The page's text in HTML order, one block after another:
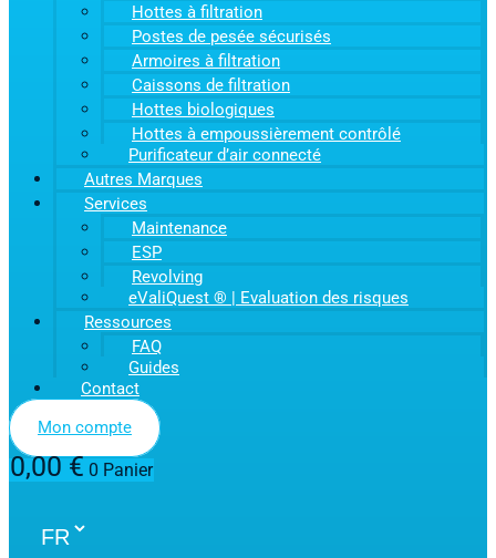
Hottes à filtration
Postes de pesée sécurisés
Armoires à filtration
Caissons de filtration
Hottes biologiques
Hottes à empoussièrement contrôlé
Purificateur d’air connecté
Autres Marques
Services
Maintenance
ESP
Revolving
eValiQuest ® | Evaluation des risques
Ressources
FAQ
Guides
Contact
Mon compte
0,00€ 0 Panier